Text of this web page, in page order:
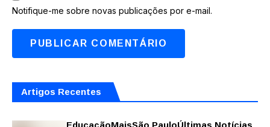
Notifique-me sobre novas publicações por e-mail.
Artigos Recentes